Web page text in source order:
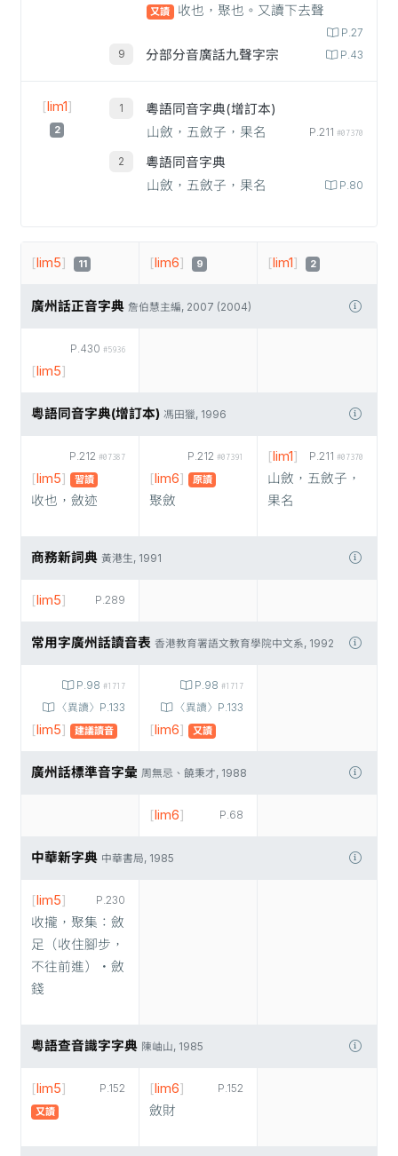
又讀 收也，聚也。又讀下去聲
P.27
分部分音廣話九聲字宗 P.43
[lim1]
2
粵語同音字典(增訂本)
山斂，五斂子，果名
P.211 #07370
粵語同音字典
山斂，五斂子，果名
P.80
[lim5] 11 [lim6] 9 [lim1] 2
廣州話正音字典 詹伯慧主編, 2007 (2004)
P.430 #5936
[lim5]
粵語同音字典(增訂本) 馮田獵, 1996
P.212 #07387
[lim5] 習讀
收也，斂迹
P.212 #07391
[lim6] 原讀
聚斂
P.211 #07370
[lim1]
山斂，五斂子，
果名
商務新詞典 黃港生, 1991
P.289
[lim5]
常用字廣州話讀音表 香港教育署語文教育學院中文系, 1992
P.98 #1717
〈異讀〉P.133
[lim5] 建議讀音
P.98 #1717
〈異讀〉P.133
[lim6] 又讀
廣州話標準音字彙 周無忌、饒秉才, 1988
P.68
[lim6]
中華新字典 中華書局, 1985
P.230
[lim5]
收攏，聚集：斂
足（收住腳步，
不往前進）‧斂
錢
粵語查音識字字典 陳岫山, 1985
P.152
[lim5]
又讀
P.152
[lim6]
斂財